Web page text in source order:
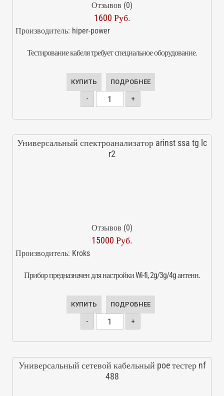
Отзывов (0)
1600 Руб.
Производитель: hiper-power
Тестирование кабеля требует специальное оборудование.
КУПИТЬ ПОДРОБНЕЕ
- +
Универсальный спектроанализатор arinst ssa tg lc
r2
Отзывов (0)
15000 Руб.
Производитель: Kroks
Прибор предназначен для настройки Wi-fi, 2g/3g/4g антенн.
КУПИТЬ ПОДРОБНЕЕ
- +
Универсальный сетевой кабельный poe тестер nf
488